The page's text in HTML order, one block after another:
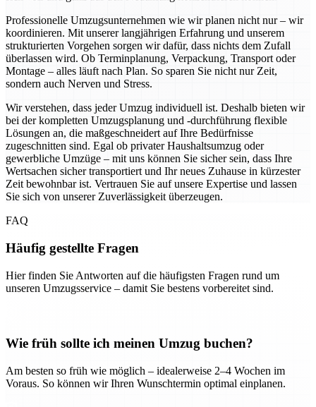
Professionelle Umzugsunternehmen wie wir planen nicht nur – wir
koordinieren. Mit unserer langjährigen Erfahrung und unserem
strukturierten Vorgehen sorgen wir dafür, dass nichts dem Zufall
überlassen wird. Ob Terminplanung, Verpackung, Transport oder
Montage – alles läuft nach Plan. So sparen Sie nicht nur Zeit,
sondern auch Nerven und Stress.
Wir verstehen, dass jeder Umzug individuell ist. Deshalb bieten wir
bei der kompletten Umzugsplanung und -durchführung flexible
Lösungen an, die maßgeschneidert auf Ihre Bedürfnisse
zugeschnitten sind. Egal ob privater Haushaltsumzug oder
gewerbliche Umzüge – mit uns können Sie sicher sein, dass Ihre
Wertsachen sicher transportiert und Ihr neues Zuhause in kürzester
Zeit bewohnbar ist. Vertrauen Sie auf unsere Expertise und lassen
Sie sich von unserer Zuverlässigkeit überzeugen.
FAQ
Häufig gestellte Fragen
Hier finden Sie Antworten auf die häufigsten Fragen rund um
unseren Umzugsservice – damit Sie bestens vorbereitet sind.
Wie früh sollte ich meinen Umzug buchen?
Am besten so früh wie möglich – idealerweise 2–4 Wochen im
Voraus. So können wir Ihren Wunschtermin optimal einplanen.